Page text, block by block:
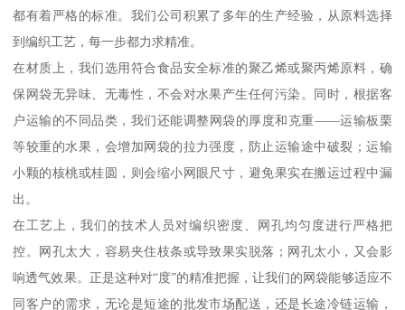
都有着严格的标准。我们公司积累了多年的生产经验，从原料选择
到编织工艺，每一步都力求精准。
在材质上，我们选用符合食品安全标准的聚乙烯或聚丙烯原料，确
保网袋无异味、无毒性，不会对水果产生任何污染。同时，根据客
户运输的不同品类，我们还能调整网袋的厚度和克重——运输板栗
等较重的水果，会增加网袋的拉力强度，防止运输途中破裂；运输
小颗的核桃或桂圆，则会缩小网眼尺寸，避免果实在搬运过程中漏
出。
在工艺上，我们的技术人员对编织密度、网孔均匀度进行严格把
控。网孔太大，容易夹住枝条或导致果实脱落；网孔太小，又会影
响透气效果。正是这种对“度”的精准把握，让我们的网袋能够适应不
同客户的需求，无论是短途的批发市场配送，还是长途冷链运输，